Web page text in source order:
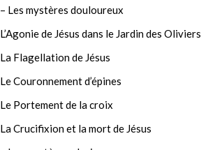
– Les mystères douloureux
L’Agonie de Jésus dans le Jardin des Oliviers
La Flagellation de Jésus
Le Couronnement d’épines
Le Portement de la croix
La Crucifixion et la mort de Jésus